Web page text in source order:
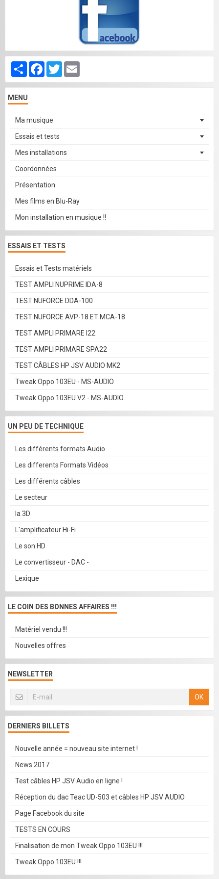
PartagerFacebook
Twitter
MENU
Ma musique
Essais et tests
Mes installations
Coordonnées
Présentation
Mes films en Blu-Ray
Mon installation en musique !!
ESSAIS ET TESTS
Essais et Tests matériels
TEST AMPLI NUPRIME IDA-8
TEST NUFORCE DDA-100
TEST NUFORCE AVP-18 ET MCA-18
TEST AMPLI PRIMARE I22
TEST AMPLI PRIMARE SPA22
TEST CÂBLES HP JSV AUDIO MK2
Tweak Oppo 103EU - MS-AUDIO
Tweak Oppo 103EU V2 - MS-AUDIO
UN PEU DE TECHNIQUE
Les différents formats Audio
Les differents Formats Vidéos
Les différents câbles
Le secteur
la 3D
L'amplificateur Hi-Fi
Le son HD
Le convertisseur - DAC -
Lexique
LE COIN DES BONNES AFFAIRES !!!
Matériel vendu !!!
Nouvelles offres
NEWSLETTER
OK
DERNIERS BILLETS
Nouvelle année = nouveau site internet !
News 2017
Test câbles HP JSV Audio en ligne !
Réception du dac Teac UD-503 et câbles HP JSV AUDIO
Page Facebook du site
TESTS EN COURS
Finalisation de mon Tweak Oppo 103EU !!!
Tweak Oppo 103EU !!!